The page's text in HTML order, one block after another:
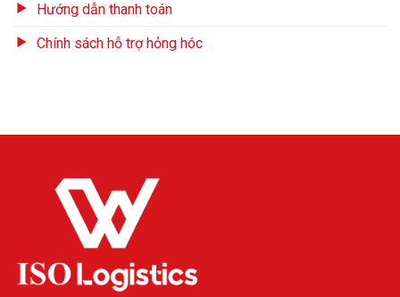
Hướng dẫn thanh toán
Chính sách hỗ trợ hỏng hóc